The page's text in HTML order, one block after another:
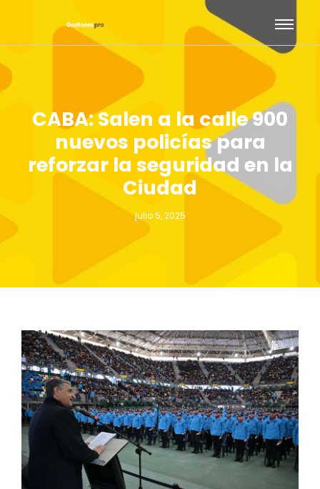
CABA: Salen a la calle 900
nuevos policías para
reforzar la seguridad en la
Ciudad
julio 5, 2025